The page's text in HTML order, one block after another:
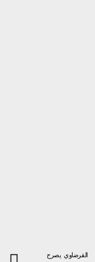
القرضاوي يصرح